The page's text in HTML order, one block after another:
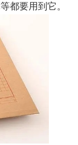
都要用到它。